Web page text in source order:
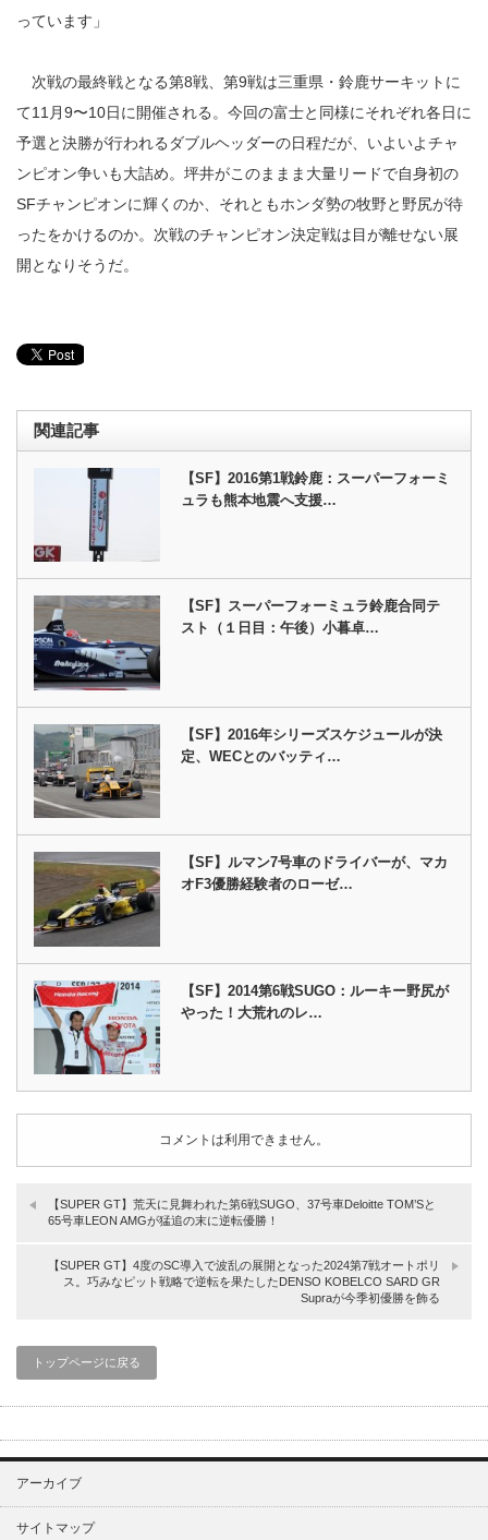
っています」
次戦の最終戦となる第8戦、第9戦は三重県・鈴鹿サーキットに
て11月9〜10日に開催される。今回の富士と同様にそれぞれ各日に
予選と決勝が行われるダブルヘッダーの日程だが、いよいよチャ
ンピオン争いも大詰め。坪井がこのままま大量リードで自身初の
SFチャンピオンに輝くのか、それともホンダ勢の牧野と野尻が待
ったをかけるのか。次戦のチャンピオン決定戦は目が離せない展
開となりそうだ。
関連記事
【SF】2016第1戦鈴鹿：スーパーフォーミ
ュラも熊本地震へ支援…
【SF】スーパーフォーミュラ鈴鹿合同テ
スト（１日目：午後）小暮卓…
【SF】2016年シリーズスケジュールが決
定、WECとのバッティ…
【SF】ルマン7号車のドライバーが、マカ
オF3優勝経験者のローゼ…
【SF】2014第6戦SUGO：ルーキー野尻が
やった！大荒れのレ…
コメントは利用できません。
【SUPER GT】荒天に見舞われた第6戦SUGO、37号車Deloitte TOM’Sと
65号車LEON AMGが猛追の末に逆転優勝！
【SUPER GT】4度のSC導入で波乱の展開となった2024第7戦オートポリ
ス。巧みなピット戦略で逆転を果たしたDENSO KOBELCO SARD GR
Supraが今季初優勝を飾る
トップページに戻る
アーカイブ
サイトマップ